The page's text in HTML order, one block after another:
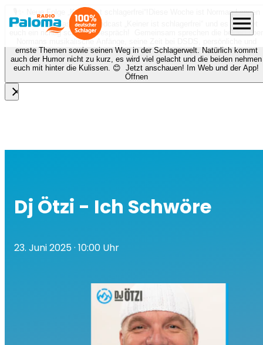
🎙️✨ Neue Folge „Keiner ist schlagerfrei“!
Diese Woche ist Norman Langen
bei Nora zu Gast beim Podcast „Keiner ist schlagerfrei“ und es erwartet
euch ein richtig schönes Gespräch! Gemeinsam sprechen die beiden über
Normans musikalische Anfänge, seine Zeit bei DSDS, persönliche und
ernste Themen sowie seinen Weg in der Schlagerwelt. Natürlich kommt
auch der Humor nicht zu kurz, es wird viel gelacht und die beiden nehmen
euch mit hinter die Kulissen. 😊 Jetzt anschauen! Im Web und der App!
Öffnen
close
menu
Dj Ötzi - Ich Schwöre
23. Juni 2025· 10:00 Uhr